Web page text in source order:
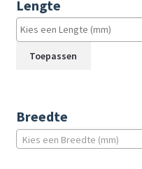
Lengte
Toepassen
Breedte
Kies een Breedte (mm)